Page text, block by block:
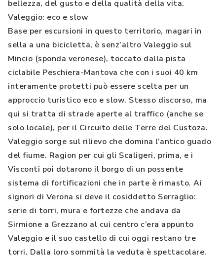
bellezza, del gusto e della qualità della vita.
Valeggio: eco e slow
Base per escursioni in questo territorio, magari in
sella a una bicicletta, è senz’altro Valeggio sul
Mincio (sponda veronese), toccato dalla pista
ciclabile Peschiera-Mantova che con i suoi 40 km
interamente protetti può essere scelta per un
approccio turistico eco e slow. Stesso discorso, ma
qui si tratta di strade aperte al traffico (anche se
solo locale), per il Circuito delle Terre del Custoza.
Valeggio sorge sul rilievo che domina l’antico guado
del fiume. Ragion per cui gli Scaligeri, prima, e i
Visconti poi dotarono il borgo di un possente
sistema di fortificazioni che in parte è rimasto. Ai
signori di Verona si deve il cosiddetto Serraglio:
serie di torri, mura e fortezze che andava da
Sirmione a Grezzano al cui centro c’era appunto
Valeggio e il suo castello di cui oggi restano tre
torri. Dalla loro sommità la veduta è spettacolare.